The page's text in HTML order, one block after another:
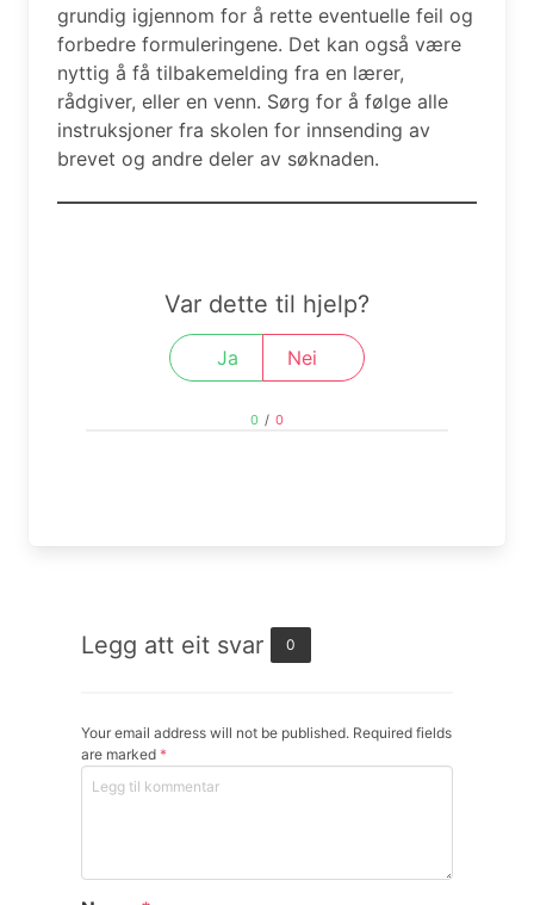
grundig igjennom for å rette eventuelle feil og
forbedre formuleringene. Det kan også være
nyttig å få tilbakemelding fra en lærer,
rådgiver, eller en venn. Sørg for å følge alle
instruksjoner fra skolen for innsending av
brevet og andre deler av søknaden.
Var dette til hjelp?
Ja Nei
0 / 0
Legg att eit svar 0
Your email address will not be published. Required fields
are marked *